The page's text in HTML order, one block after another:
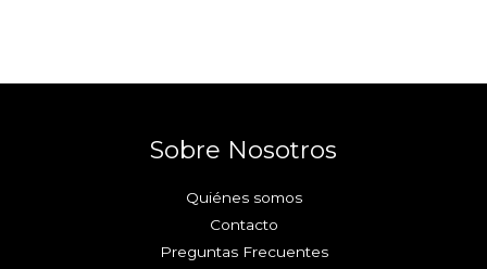
Sobre Nosotros
Quiénes somos
Contacto
Preguntas Frecuentes